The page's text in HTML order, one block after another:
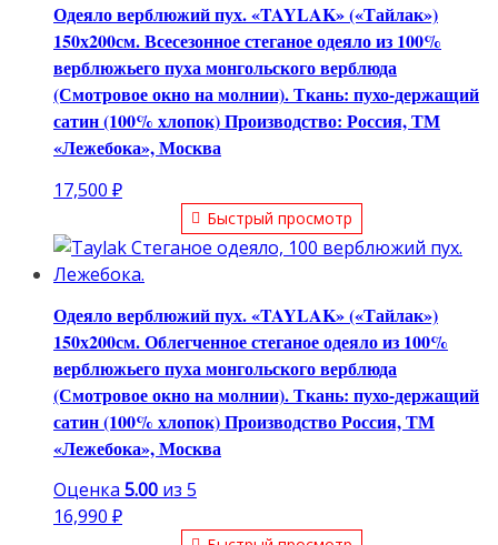
Одеяло верблюжий пух. «TAYLAK» («Тайлак»)
150х200см. Всесезонное стеганое одеяло из 100%
верблюжьего пуха монгольского верблюда
(Смотровое окно на молнии). Ткань: пухо-держащий
сатин (100% хлопок) Производство: Россия, ТМ
«Лежебока», Москва
17,500 ₽
Быстрый просмотр
Одеяло верблюжий пух. «TAYLAK» («Тайлак»)
150х200см. Облегченное стеганое одеяло из 100%
верблюжьего пуха монгольского верблюда
(Смотровое окно на молнии). Ткань: пухо-держащий
сатин (100% хлопок) Производство Россия, ТМ
«Лежебока», Москва
Оценка 5.00 из 5
16,990 ₽